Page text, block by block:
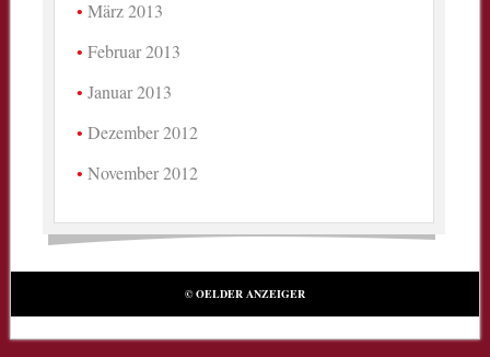
März 2013
Februar 2013
Januar 2013
Dezember 2012
November 2012
© OELDER ANZEIGER